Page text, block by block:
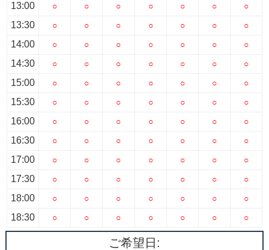
13:00
13:30
14:00
14:30
15:00
15:30
16:00
16:30
17:00
17:30
18:00
18:30
○
○
○
○
○
○
○
○
○
○
○
○
○
○
○
○
○
○
○
○
○
○
○
○
○
○
○
○
○
○
○
○
○
○
○
○
○
○
○
○
○
○
○
○
○
○
○
○
○
○
○
○
○
○
○
○
○
○
○
○
○
○
○
○
○
○
○
○
○
○
○
○
○
○
○
○
○
○
○
○
○
○
○
○
ご希望日: